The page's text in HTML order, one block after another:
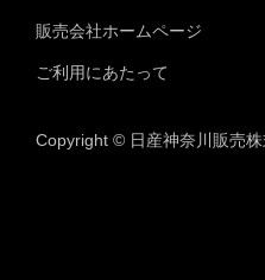
販売会社ホームページ
ご利用にあたって
Copyright © 日産神奈川販売